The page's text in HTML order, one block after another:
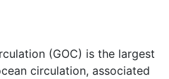
(GOC) is the largest
circulation, associated